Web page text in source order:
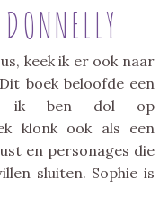
keek ik er ook naar
boek beloofde een
ik ben dol op
klonk ook als een
en personages die
sluiten. Sophie is